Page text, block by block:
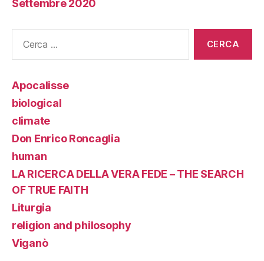
Settembre 2020
Apocalisse
biological
climate
Don Enrico Roncaglia
human
LA RICERCA DELLA VERA FEDE – THE SEARCH
OF TRUE FAITH
Liturgia
religion and philosophy
Viganò